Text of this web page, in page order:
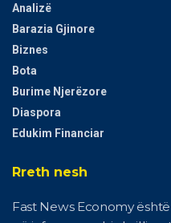
Analizë
Barazia Gjinore
Biznes
Bota
Burime Njerëzore
Diaspora
Edukim Financiar
Rreth nesh
Fast News Economy